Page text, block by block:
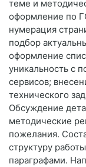
теме и
оформление по
нумерация
подбор
оформление
уникальность с
сервисов;
технического
Обсуждение
методические
пожелания.
структуру
параграфами.